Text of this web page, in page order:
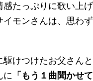
感たっぷりに歌い上
イモンさんは、思わ
駆けつけたお父さん
に 「もう１曲聞かせて